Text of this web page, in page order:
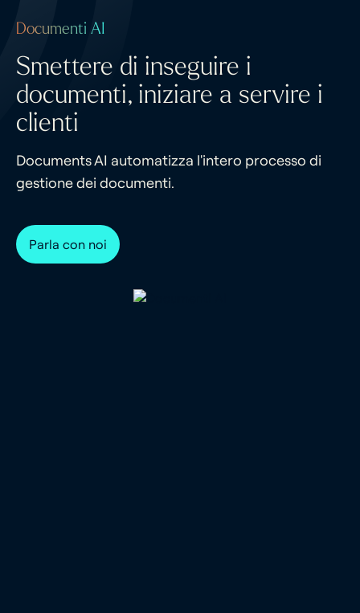
Documenti AI
Smettere di inseguire i
documenti, iniziare a servire i
clienti
Documents AI automatizza l'intero processo di
gestione dei documenti.
Parla con noi